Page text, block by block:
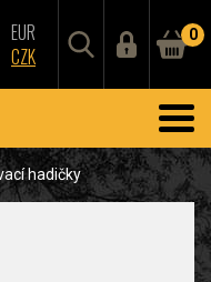
EUR
CZK
0
hadičky